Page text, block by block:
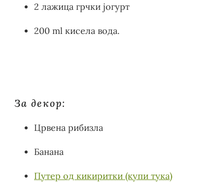
2 лажица грчки јогурт
200 ml кисела вода.
За декор:
Црвена рибизла
Банана
Путер од кикиритки (купи тука)